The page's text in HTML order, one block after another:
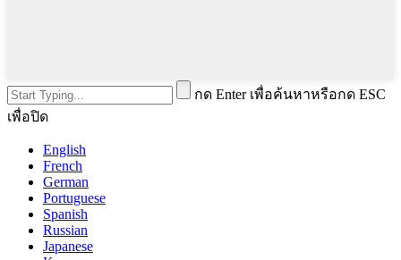
กด Enter เพื่อค้นหาหรือกด ESC
เพื่อปิด
English
French
German
Portuguese
Spanish
Russian
Japanese